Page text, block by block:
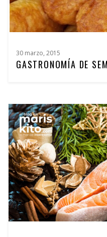
30 marzo, 2015
GASTRONOMÍA DE